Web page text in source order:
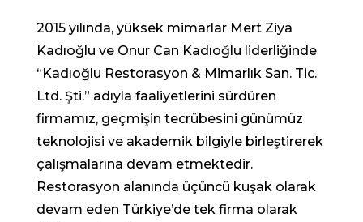
2015 yılında, yüksek mimarlar Mert Ziya
Kadıoğlu ve Onur Can Kadıoğlu liderliğinde
“Kadıoğlu Restorasyon & Mimarlık San. Tic.
Ltd. Şti.” adıyla faaliyetlerini sürdüren
firmamız, geçmişin tecrübesini günümüz
teknolojisi ve akademik bilgiyle birleştirerek
çalışmalarına devam etmektedir.
Restorasyon alanında üçüncü kuşak olarak
devam eden Türkiye’de tek firma olarak